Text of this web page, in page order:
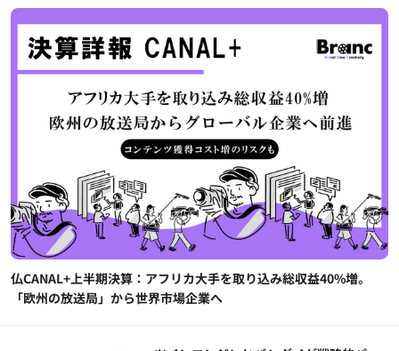
仏CANAL+上半期決算：アフリカ大手を取り込み総収益40%増。
「欧州の放送局」から世界市場企業へ